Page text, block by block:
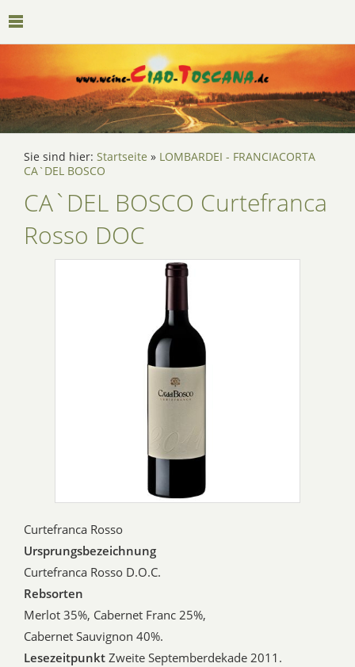
Sie sind hier: Startseite » LOMBARDEI - FRANCIACORTA
CA`DEL BOSCO
CA`DEL BOSCO Curtefranca
Rosso DOC
Curtefranca Rosso
Ursprungsbezeichnung
Curtefranca Rosso D.O.C.
Rebsorten
Merlot 35%, Cabernet Franc 25%,
Cabernet Sauvignon 40%.
Lesezeitpunkt Zweite Septemberdekade 2011.